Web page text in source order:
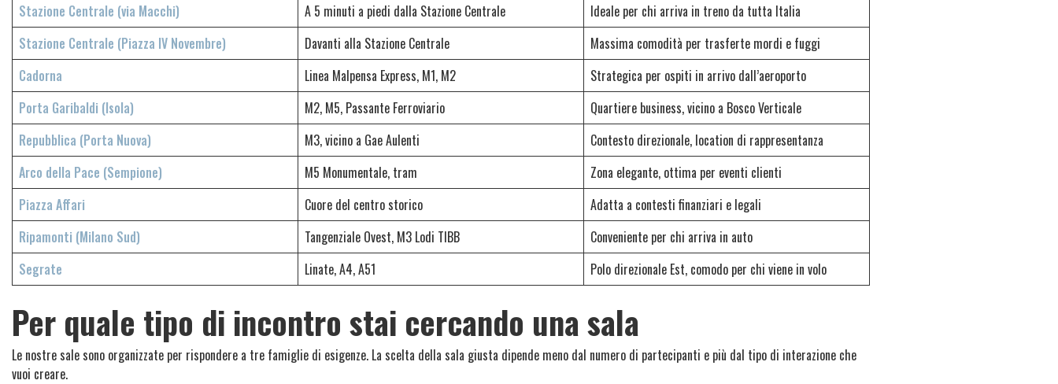
Stazione Centrale (via Macchi)
A 5 minuti a piedi dalla Stazione Centrale
Ideale per chi arriva in treno da tutta Italia
Stazione Centrale (Piazza IV Novembre)
Davanti alla Stazione Centrale
Massima comodità per trasferte mordi e fuggi
Cadorna
Linea Malpensa Express, M1, M2
Strategica per ospiti in arrivo dall’aeroporto
Porta Garibaldi (Isola)
M2, M5, Passante Ferroviario
Quartiere business, vicino a Bosco Verticale
Repubblica (Porta Nuova)
M3, vicino a Gae Aulenti
Contesto direzionale, location di rappresentanza
Arco della Pace (Sempione)
M5 Monumentale, tram
Zona elegante, ottima per eventi clienti
Piazza Affari
Cuore del centro storico
Adatta a contesti finanziari e legali
Ripamonti (Milano Sud)
Tangenziale Ovest, M3 Lodi TIBB
Conveniente per chi arriva in auto
Segrate
Linate, A4, A51 Polo direzionale Est, comodo per chi viene in volo
Per quale tipo di incontro stai cercando una sala
Le nostre sale sono organizzate per rispondere a tre famiglie di esigenze. La scelta della sala giusta dipende meno dal numero di partecipanti e più dal tipo di interazione che
vuoi creare.